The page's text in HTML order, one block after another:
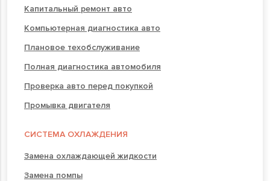
Капитальный ремонт авто
Компьютерная диагностика авто
Плановое техобслуживание
Полная диагностика автомобиля
Проверка авто перед покупкой
Промывка двигателя
СИСТЕМА ОХЛАЖДЕНИЯ
Замена охлаждающей жидкости
Замена помпы